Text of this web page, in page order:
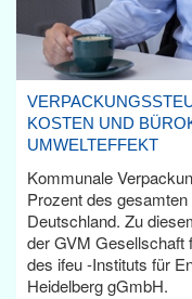
KOSTEN UND
UMWELTEFFEKT
Kommunale
Prozent des
Deutschland. Zu
der GVM Gesellschaft
des ifeu -Instituts für
Heidelberg gGmbH.